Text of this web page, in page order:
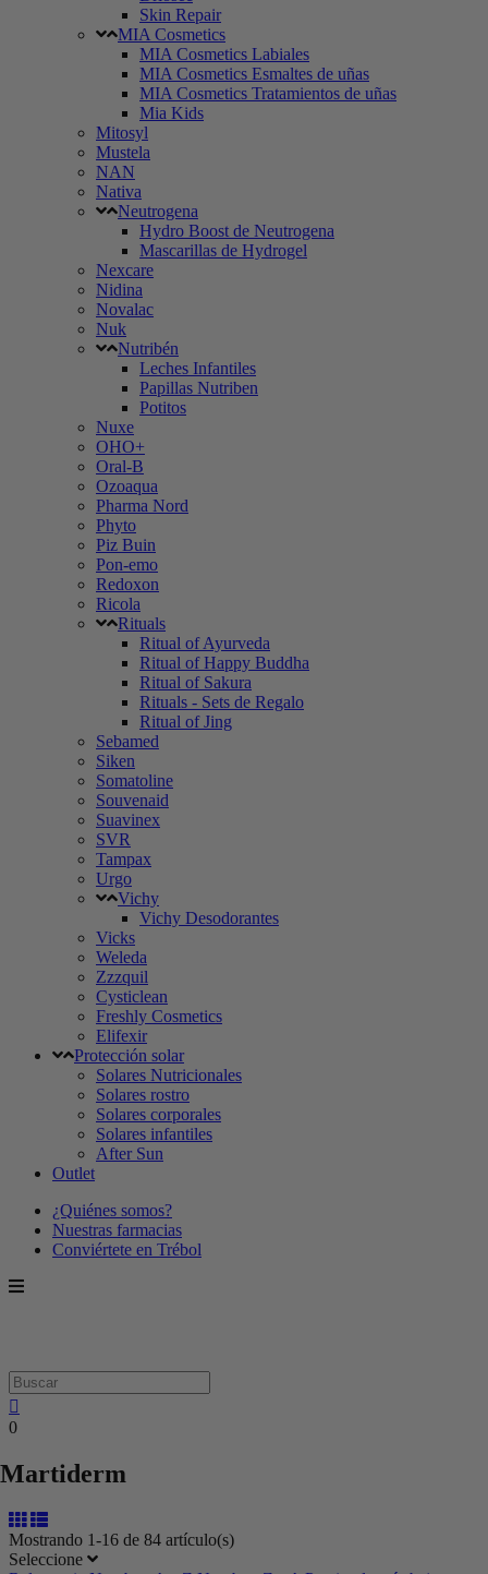
Skin Repair
MIA Cosmetics
MIA Cosmetics Labiales
MIA Cosmetics Esmaltes de uñas
MIA Cosmetics Tratamientos de uñas
Mia Kids
Mitosyl
Mustela
NAN
Nativa
Neutrogena
Hydro Boost de Neutrogena
Mascarillas de Hydrogel
Nexcare
Nidina
Novalac
Nuk
Nutribén
Leches Infantiles
Papillas Nutriben
Potitos
Nuxe
OHO+
Oral-B
Ozoaqua
Pharma Nord
Phyto
Piz Buin
Pon-emo
Redoxon
Ricola
Rituals
Ritual of Ayurveda
Ritual of Happy Buddha
Ritual of Sakura
Rituals - Sets de Regalo
Ritual of Jing
Sebamed
Siken
Somatoline
Souvenaid
Suavinex
SVR
Tampax
Urgo
Vichy
Vichy Desodorantes
Vicks
Weleda
Zzzquil
Cysticlean
Freshly Cosmetics
Elifexir
Protección solar
Solares Nutricionales
Solares rostro
Solares corporales
Solares infantiles
After Sun
Outlet
¿Quiénes somos?
Nuestras farmacias
Conviértete en Trébol
0
Martiderm
Mostrando 1-16 de 84 artículo(s)
Seleccione